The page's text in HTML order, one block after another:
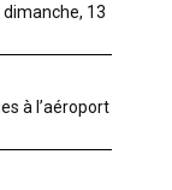
dimanche, 13
à l’aéroport